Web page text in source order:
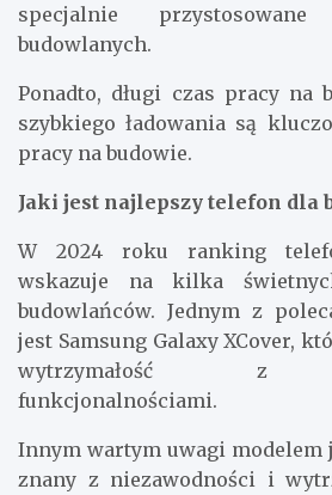
specjalnie
budowlanych.
Ponadto, długi czas pracy na
szybkiego ładowania są
pracy na budowie.
Jaki jest najlepszy telefon dla
W 2024 roku ranking
wskazuje na kilka
budowlańców. Jednym z
jest Samsung Galaxy XCover,
wytrzymałość z
funkcjonalnościami.
Innym wartym uwagi modelem
znany z niezawodności i